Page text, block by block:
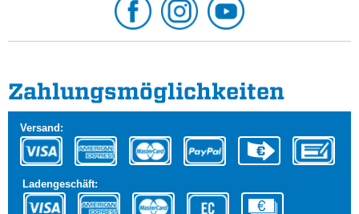
Zahlungs­möglichkeiten
Versand:
Ladengeschäft: